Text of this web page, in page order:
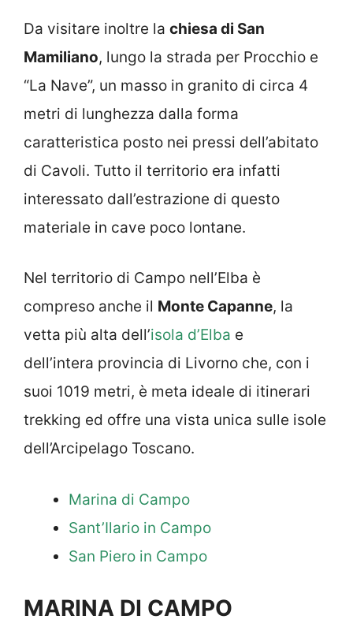
Da visitare inoltre la chiesa di San
Mamiliano, lungo la strada per Procchio e
“La Nave”, un masso in granito di circa 4
metri di lunghezza dalla forma
caratteristica posto nei pressi dell’abitato
di Cavoli. Tutto il territorio era infatti
interessato dall’estrazione di questo
materiale in cave poco lontane.
Nel territorio di Campo nell’Elba è
compreso anche il Monte Capanne, la
vetta più alta dell’isola d’Elba e
dell’intera provincia di Livorno che, con i
suoi 1019 metri, è meta ideale di itinerari
trekking ed offre una vista unica sulle isole
dell’Arcipelago Toscano.
Marina di Campo
Sant’Ilario in Campo
San Piero in Campo
MARINA DI CAMPO